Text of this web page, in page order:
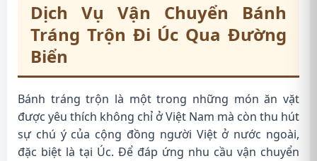
Dịch Vụ Vận Chuyển Bánh
Tráng Trộn Đi Úc Qua Đường
Biển
Bánh tráng trộn là một trong những món ăn vặt
được yêu thích không chỉ ở Việt Nam mà còn thu hút
sự chú ý của cộng đồng người Việt ở nước ngoài,
đặc biệt là tại Úc. Để đáp ứng nhu cầu vận chuyển